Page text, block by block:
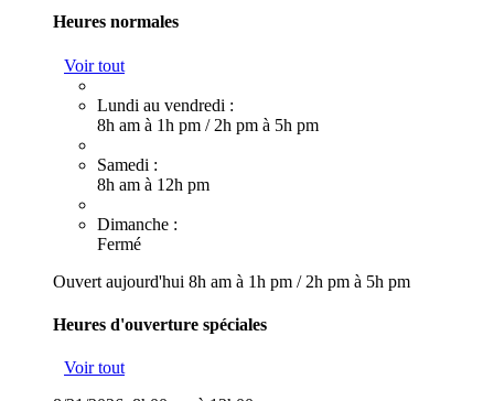
Heures normales
Voir tout
Lundi au vendredi :
8h am à 1h pm / 2h pm à 5h pm
Samedi :
8h am à 12h pm
Dimanche :
Fermé
Ouvert aujourd'hui 8h am à 1h pm / 2h pm à 5h pm
Heures d'ouverture spéciales
Voir tout